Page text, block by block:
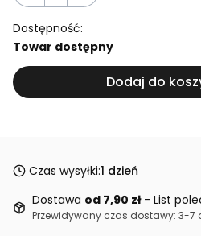
Dostępność:
Towar dostępny
Dodaj do
Czas wysyłki:1 dzień
Dostawa od 7,90 zł - List
Przewidywany czas dostawy: 3-7